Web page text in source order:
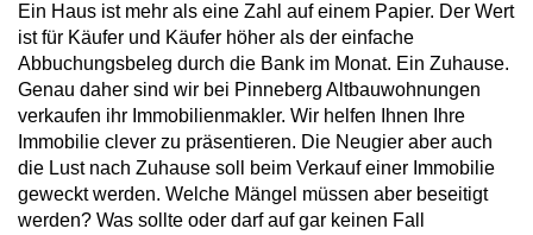
Ein Haus ist mehr als eine Zahl auf einem Papier. Der Wert
ist für Käufer und Käufer höher als der einfache
Abbuchungsbeleg durch die Bank im Monat. Ein Zuhause.
Genau daher sind wir bei Pinneberg Altbauwohnungen
verkaufen ihr Immobilienmakler. Wir helfen Ihnen Ihre
Immobilie clever zu präsentieren. Die Neugier aber auch
die Lust nach Zuhause soll beim Verkauf einer Immobilie
geweckt werden. Welche Mängel müssen aber beseitigt
werden? Was sollte oder darf auf gar keinen Fall